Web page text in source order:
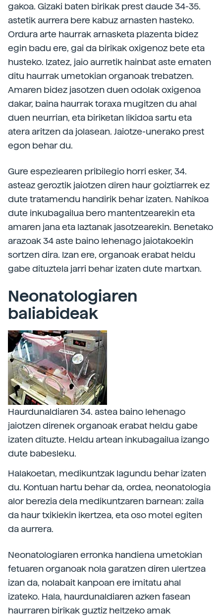
gakoa. Gizaki baten birikak prest daude 34-35.
astetik aurrera bere kabuz arnasten hasteko.
Ordura arte haurrak arnasketa plazenta bidez
egin badu ere, gai da birikak oxigenoz bete eta
husteko. Izatez, jaio aurretik hainbat aste ematen
ditu haurrak umetokian organoak trebatzen.
Amaren bidez jasotzen duen odolak oxigenoa
dakar, baina haurrak toraxa mugitzen du ahal
duen neurrian, eta biriketan likidoa sartu eta
atera aritzen da jolasean. Jaiotze-unerako prest
egon behar du.
Gure espeziearen pribilegio horri esker, 34.
asteaz geroztik jaiotzen diren haur goiztiarrek ez
dute tratamendu handirik behar izaten. Nahikoa
dute inkubagailua bero mantentzearekin eta
amaren jana eta laztanak jasotzearekin. Benetako
arazoak 34 aste baino lehenago jaiotakoekin
sortzen dira. Izan ere, organoak erabat heldu
gabe dituztela jarri behar izaten dute martxan.
Neonatologiaren
baliabideak
Haurdunaldiaren 34. astea baino lehenago
jaiotzen direnek organoak erabat heldu gabe
izaten dituzte. Heldu artean inkubagailua izango
dute babesleku.
Halakoetan, medikuntzak lagundu behar izaten
du. Kontuan hartu behar da, ordea, neonatologia
alor berezia dela medikuntzaren barnean: zaila
da haur txikiekin ikertzea, eta oso motel egiten
da aurrera.
Neonatologiaren erronka handiena umetokian
fetuaren organoak nola garatzen diren ulertzea
izan da, nolabait kanpoan ere imitatu ahal
izateko. Hala, haurdunaldiaren azken fasean
haurraren birikak guztiz heltzeko amak